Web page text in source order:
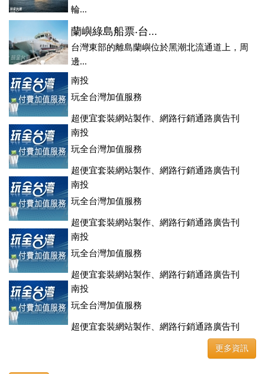
輪...
蘭嶼綠島船票‧台...
台灣東部的離島蘭嶼位於黑潮北流通道上，周
邊...
南投
玩全台灣加值服務
超便宜套裝網站製作、網路行銷通路廣告刊
登、訂房系統、客房委託旅行社銷售，全面優惠中....
南投
玩全台灣加值服務
超便宜套裝網站製作、網路行銷通路廣告刊
登、訂房系統、客房委託旅行社銷售，全面優惠中....
南投
玩全台灣加值服務
超便宜套裝網站製作、網路行銷通路廣告刊
登、訂房系統、客房委託旅行社銷售，全面優惠中....
南投
玩全台灣加值服務
超便宜套裝網站製作、網路行銷通路廣告刊
登、訂房系統、客房委託旅行社銷售，全面優惠中....
南投
玩全台灣加值服務
超便宜套裝網站製作、網路行銷通路廣告刊
登、訂房系統、客房委託旅行社銷售，全面優惠中....
更多資訊